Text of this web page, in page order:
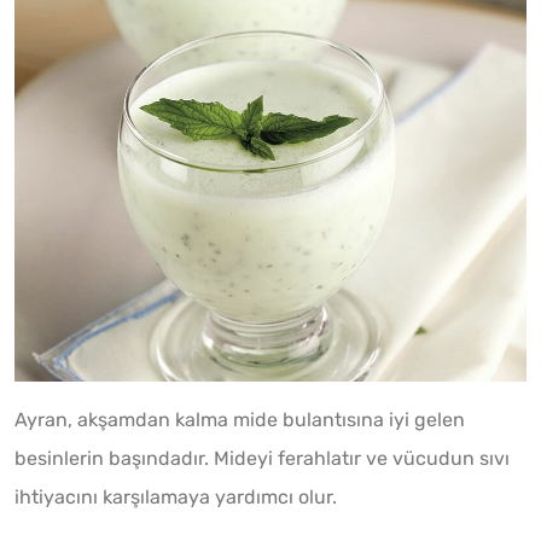
Ayran, akşamdan kalma mide bulantısına iyi gelen
besinlerin başındadır. Mideyi ferahlatır ve vücudun sıvı
ihtiyacını karşılamaya yardımcı olur.